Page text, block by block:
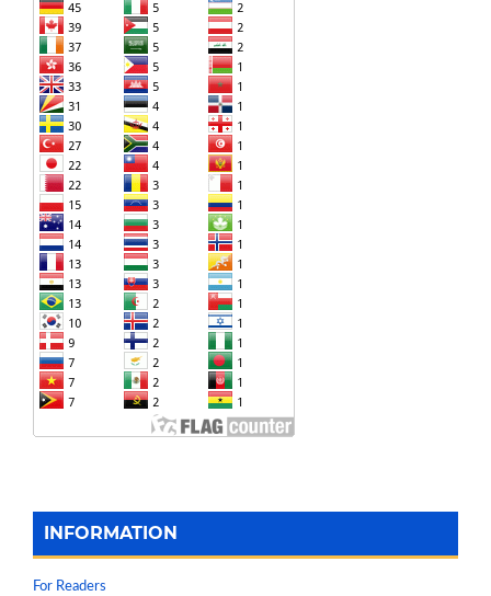
INFORMATION
For Readers